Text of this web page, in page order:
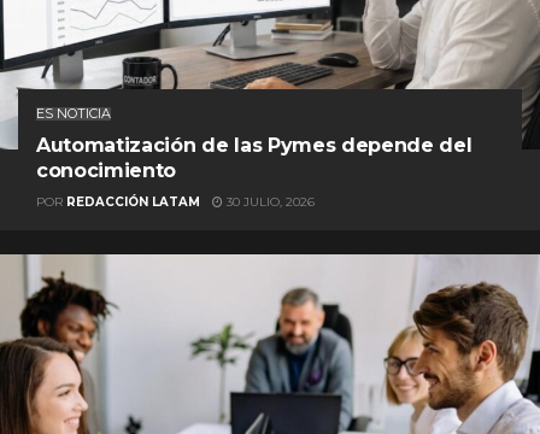
ES NOTICIA
Automatización de las Pymes depende del
conocimiento
POR REDACCIÓN LATAM 30 JULIO, 2026